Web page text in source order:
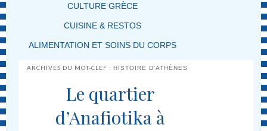
CULTURE GRÈCE
CUISINE & RESTOS
ALIMENTATION ET SOINS DU CORPS
ARCHIVES DU MOT-CLEF :HISTOIRE D’ATHÈNES
Le quartier
d’Anafiotika à